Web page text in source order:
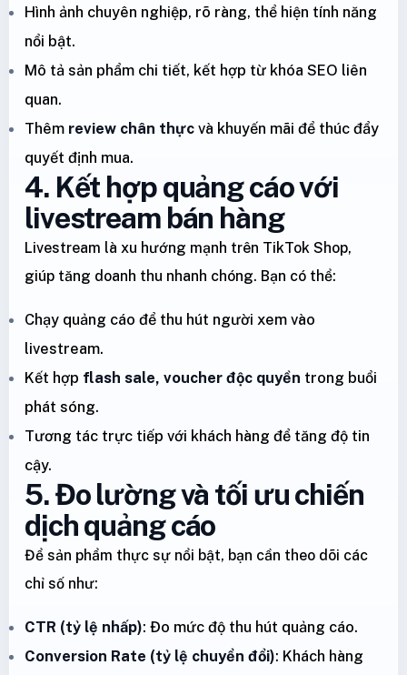
Hình ảnh chuyên nghiệp, rõ ràng, thể hiện tính năng
nổi bật.
Mô tả sản phẩm chi tiết, kết hợp từ khóa SEO liên
quan.
Thêm review chân thực và khuyến mãi để thúc đẩy
quyết định mua.
4. Kết hợp quảng cáo với
livestream bán hàng
Livestream là xu hướng mạnh trên TikTok Shop,
giúp tăng doanh thu nhanh chóng. Bạn có thể:
Chạy quảng cáo để thu hút người xem vào
livestream.
Kết hợp flash sale, voucher độc quyền trong buổi
phát sóng.
Tương tác trực tiếp với khách hàng để tăng độ tin
cậy.
5. Đo lường và tối ưu chiến
dịch quảng cáo
Để sản phẩm thực sự nổi bật, bạn cần theo dõi các
chỉ số như:
CTR (tỷ lệ nhấp): Đo mức độ thu hút quảng cáo.
Conversion Rate (tỷ lệ chuyển đổi): Khách hàng